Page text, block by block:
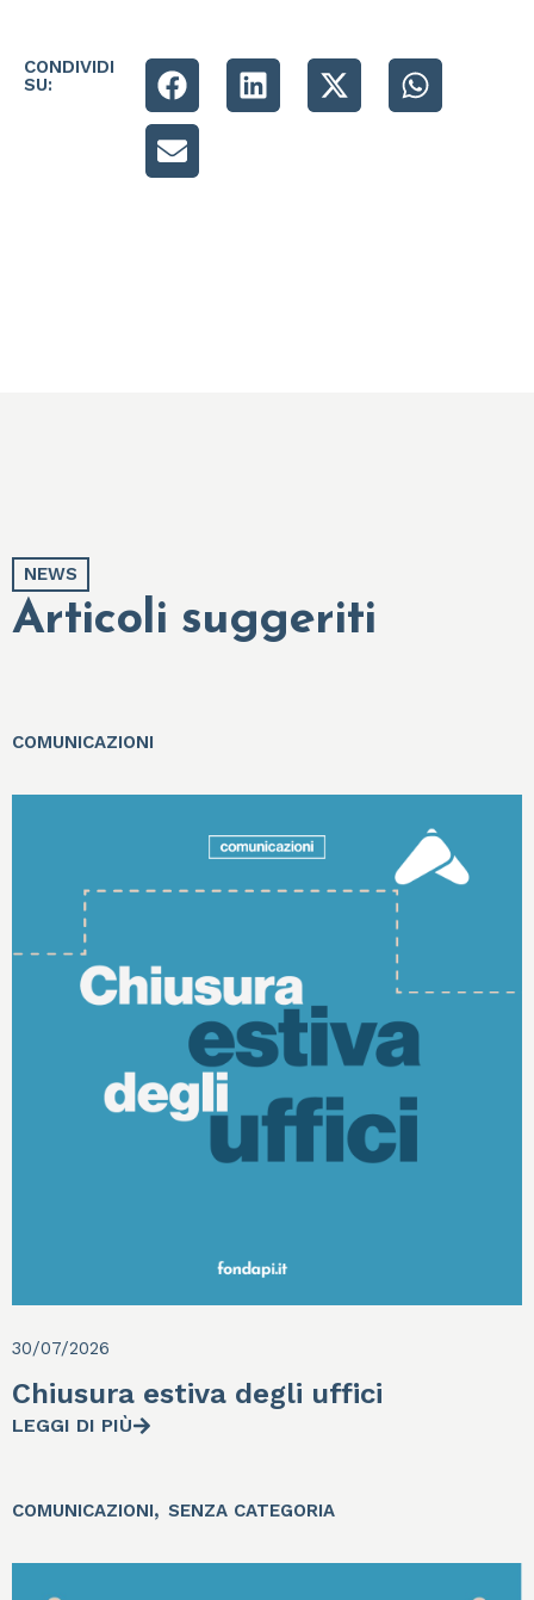
CONDIVIDI
SU:
NEWS
Articoli suggeriti
COMUNICAZIONI
30/07/2026
Chiusura estiva degli uffici
LEGGI DI PIÙ
COMUNICAZIONI, SENZA CATEGORIA